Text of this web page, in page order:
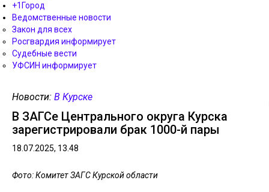
+1Город
Ведомственные новости
Закон для всех
Росгвардия информирует
Судебные вести
УФСИН информирует
Новости: В Курске
В ЗАГСе Центрального округа Курска
зарегистрировали брак 1000-й пары
18.07.2025, 13.48
Фото: Комитет ЗАГС Курской области